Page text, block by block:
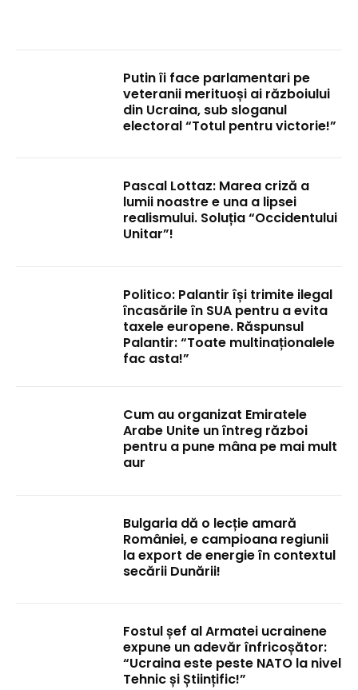
Putin îi face parlamentari pe
veteranii merituoși ai războiului
din Ucraina, sub sloganul
electoral “Totul pentru victorie!”
Pascal Lottaz: Marea criză a
lumii noastre e una a lipsei
realismului. Soluția “Occidentului
Unitar”!
Politico: Palantir își trimite ilegal
încasările în SUA pentru a evita
taxele europene. Răspunsul
Palantir: “Toate multinaționalele
fac asta!”
Cum au organizat Emiratele
Arabe Unite un întreg război
pentru a pune mâna pe mai mult
aur
Bulgaria dă o lecție amară
României, e campioana regiunii
la export de energie în contextul
secării Dunării!
Fostul șef al Armatei ucrainene
expune un adevăr înfricoșător:
“Ucraina este peste NATO la nivel
Tehnic și Științific!”